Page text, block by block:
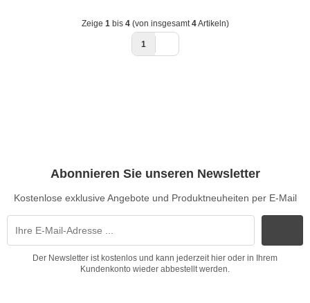
Zeige 1bis 4(von insgesamt4Artikeln)
1
Abonnieren Sie unseren Newsletter
Kostenlose exklusive Angebote und Produktneuheiten per E-Mail
Der Newsletter ist kostenlos und kann jederzeit hier oder in Ihrem
Kundenkonto wieder abbestellt werden.